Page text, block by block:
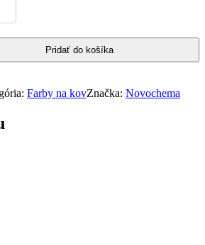
Pridať do košíka
Farby na kovZnačka: Novochema